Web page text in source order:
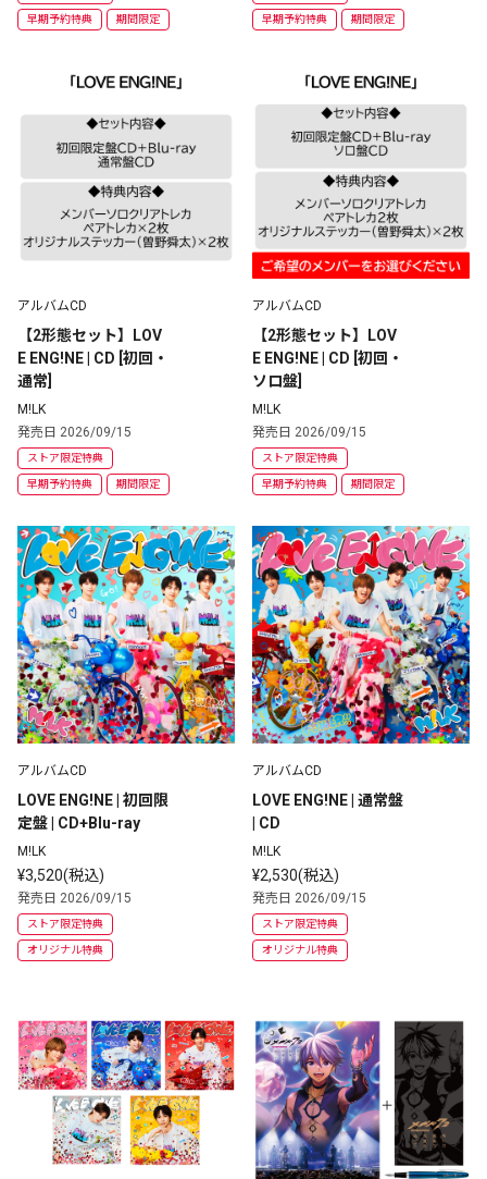
早期予約特典 期間限定 早期予約特典 期間限定
アルバムCD
【2形態セット】LOV
E ENG!NE | CD [初回・
M!LK
発売日 2026/09/15
ストア限定特典
早期予約特典 期間限定
アルバムCD
【2形態セット】LOV
E ENG!NE | CD [初回・
M!LK
発売日 2026/09/15
ストア限定特典
早期予約特典 期間限定
アルバムCD
LOVE ENG!NE | 初回限
定盤 | CD+Blu-ray
M!LK
¥3,520(税込)
発売日 2026/09/15
ストア限定特典
オリジナル特典
アルバムCD
LOVE ENG!NE | 通常盤
| CD
M!LK
¥2,530(税込)
発売日 2026/09/15
ストア限定特典
オリジナル特典